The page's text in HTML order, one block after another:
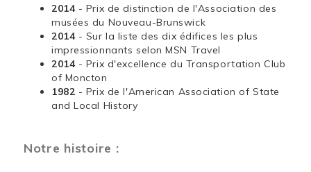
2014 - Prix de distinction de l'Association des
musées du Nouveau-Brunswick
2014 - Sur la liste des dix édifices les plus
impressionnants selon MSN Travel
2014 - Prix d'excellence du Transportation Club
of Moncton
1982 - Prix de l'American Association of State
and Local History
Notre histoire :